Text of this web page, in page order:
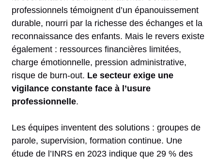
professionnels témoignent d’un épanouissement
durable, nourri par la richesse des échanges et la
reconnaissance des enfants. Mais le revers existe
également : ressources financières limitées,
charge émotionnelle, pression administrative,
risque de burn-out. Le secteur exige une
vigilance constante face à l’usure
professionnelle.
Les équipes inventent des solutions : groupes de
parole, supervision, formation continue. Une
étude de l’INRS en 2023 indique que 29 % des